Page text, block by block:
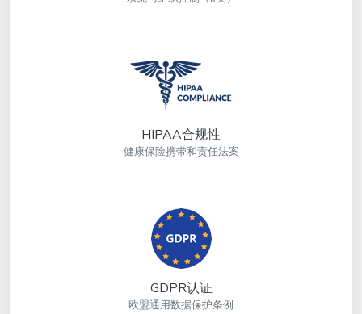
HIPAA合规性
健康保险携带和责任法案
GDPR认证
欧盟通用数据保护条例